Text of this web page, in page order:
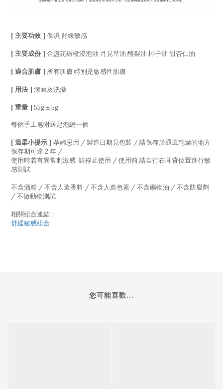
[ 主要功效 ] 保濕 舒緩敏感
[ 主要成份 ] 金盞花橄欖浸泡油 月見草油 酪梨油 椰子油 甜杏仁油
[ 適合肌膚 ] 所有肌膚 特別是敏感性肌膚
[ 用法 ] 潔面及洗澡
[ 重量 ] 55g ± 5g
每個手工皂附送起泡網一個
[ 溫柔小提示 ] 孕婦忌用 / 製造日期見包裝 / 請保存於通風乾燥的地方
保存期可達 2 年 /
使用時若有異常刺激感 請停止使用 / 使用前 請自行在耳背位置進行敏
感測試
不含酒精 / 不含人造香料 / 不含人造色素 / 不含礦物油 / 不含防腐劑
/ 不做動物測試
相關組合連結：
舒緩敏感組合
您可能喜歡...